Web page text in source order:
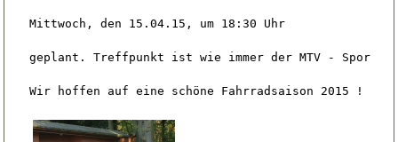
Mittwoch, den 15.04.15, um 18:30 Uhr
geplant. Treffpunkt ist wie immer der MTV -
Wir hoffen auf eine schöne Fahrradsaison 2015 !